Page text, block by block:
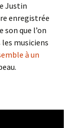
Justin
enregistrée
son que l’on
musiciens
à un